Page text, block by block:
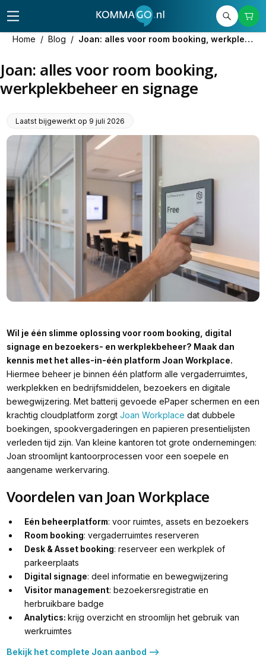
Home / Blog / Joan: alles voor room booking, werkplekbeheer en signage
Joan: alles voor room booking,
werkplekbeheer en signage
Laatst bijgewerkt op 9 juli 2026
Wil je één slimme oplossing voor room booking, digital
signage en bezoekers- en werkplekbeheer? Maak dan
kennis met het alles-in-één platform Joan Workplace.
Hiermee beheer je binnen één platform alle vergaderruimtes,
werkplekken en bedrijfsmiddelen, bezoekers en digitale
bewegwijzering. Met batterij gevoede ePaper schermen en een
krachtig cloudplatform zorgt Joan Workplace dat dubbele
boekingen, spookvergaderingen en papieren presentielijsten
verleden tijd zijn. Van kleine kantoren tot grote ondernemingen:
Joan stroomlijnt kantoorprocessen voor een soepele en
aangename werkervaring.
Voordelen van Joan Workplace
Eén beheerplatform: voor ruimtes, assets en bezoekers
Room booking: vergaderruimtes reserveren
Desk & Asset booking: reserveer een werkplek of
parkeerplaats
Digital signage: deel informatie en bewegwijzering
Visitor management: bezoekersregistratie en
herbruikbare badge
Analytics:krijg overzicht en stroomlijn het gebruik van
werkruimtes
Bekijk het complete Joan aanbod -->